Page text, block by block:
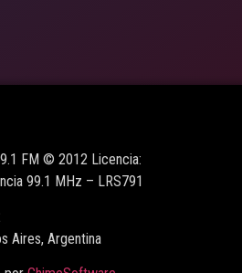
FM © 2012 Licencia:
99.1 MHz – LRS791
Aires, Argentina